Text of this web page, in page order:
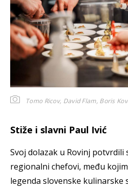
Tomo Ricov, David Flam, Boris
Stiže i slavni Paul Ivić
Svoj dolazak u Rovinj potvrdili
regionalni chefovi, među
legenda slovenske kulinarske